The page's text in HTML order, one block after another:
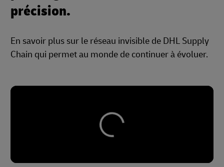
précision.
En savoir plus sur le réseau invisible de DHL Supply
Chain qui permet au monde de continuer à évoluer.